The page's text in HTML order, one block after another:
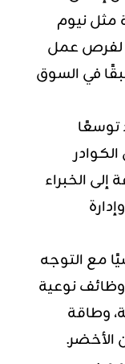
مثل نيوم
لفرص عمل
في السوق
الخبراء
مع التوجه
وظائف نوعية
وطاقة
الأخضر.